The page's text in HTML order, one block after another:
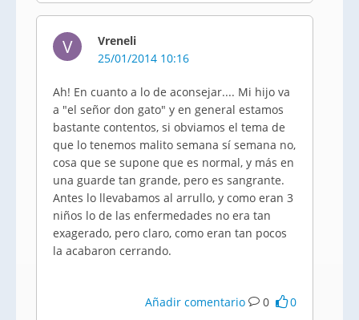
V
Vreneli
25/01/2014 10:16
Ah! En cuanto a lo de aconsejar.... Mi hijo va
a "el señor don gato" y en general estamos
bastante contentos, si obviamos el tema de
que lo tenemos malito semana sí semana no,
cosa que se supone que es normal, y más en
una guarde tan grande, pero es sangrante.
Antes lo llevabamos al arrullo, y como eran 3
niños lo de las enfermedades no era tan
exagerado, pero claro, como eran tan pocos
la acabaron cerrando.
Añadir comentario 0 0